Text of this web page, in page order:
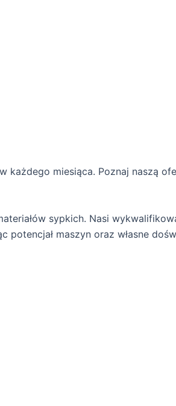
każdego miesiąca. Poznaj naszą
sypkich. Nasi
potencjał maszyn oraz własne